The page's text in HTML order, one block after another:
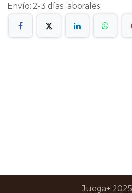
Envío: 2-3 días laborales
Juega+ 2025